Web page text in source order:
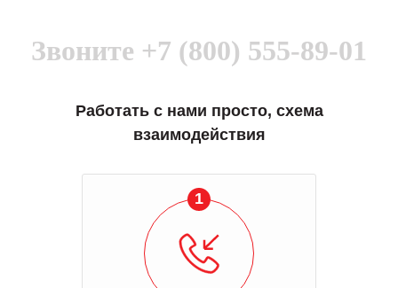
Звоните +7 (800) 555-89-01
Работать с нами просто, схема
взаимодействия
1